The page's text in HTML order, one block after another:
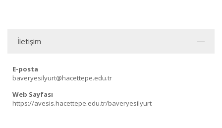
İletişim
E-posta
baveryesilyurt@hacettepe.edu.tr
Web Sayfası
https://avesis.hacettepe.edu.tr/baveryesilyurt